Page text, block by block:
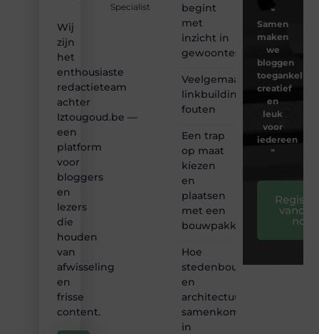
Specialist
Wij
zijn
het
enthousiaste
redactieteam
achter
Iztougoud.be —
een
platform
voor
bloggers
en
lezers
die
houden
van
afwisseling
en
frisse
content.
begint
met
inzicht in
gewoontes
Veelgemaakte
linkbuilding
fouten
Een trap
op maat
kiezen
en
plaatsen
met een
bouwpakket
Hoe
stedenbouw
en
architectuur
samenkomen
in
❝
Samen
maken
we
bloggen
toegankelijk,
creatief
en
leuk
voor
iedereen
❞
nog